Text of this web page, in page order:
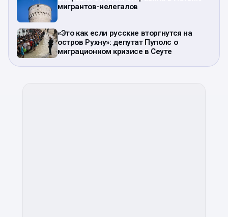
мигрантов-нелегалов
«Это как если русские вторгнутся на
остров Рухну»: депутат Пуполс о
миграционном кризисе в Сеуте